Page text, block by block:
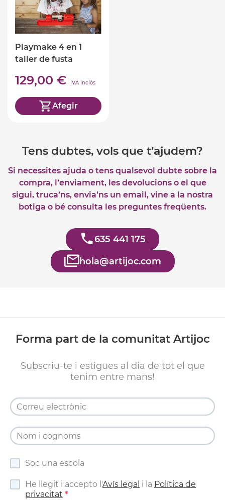
Playmake 4 en 1
taller de fusta
129,00 € IVA inclòs
Afegir
Tens dubtes, vols que t’ajudem?
Si necessites ajuda o tens qualsevol dubte sobre la
compra, l’enviament, les devolucions o el que
sigui, truca’ns, envia’ns un email, vine a la nostra
botiga o bé consulta les preguntes freqüents.
635 441 175
hola@artijoc.com
Forma part de la comunitat Artijoc
Subscriu-te i estigues al dia de tot el que
tenim entre mans!
Soc una escola
He llegit i accepto l'Avís legal i la Política de
privacitat